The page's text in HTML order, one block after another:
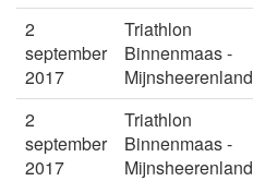
2
september
2017
Triathlon
Binnenmaas -
Mijnsheerenland
2
september
2017
Triathlon
Binnenmaas -
Mijnsheerenland